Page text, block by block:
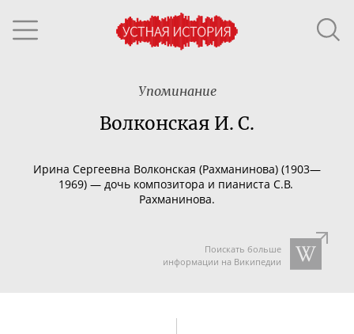
Упоминание
Волконская И. С.
Ирина Сергеевна Волконская (Рахманинова) (1903—
1969) — дочь композитора и пианиста С.В.
Рахманинова.
Поискать больше
информации на Википедии